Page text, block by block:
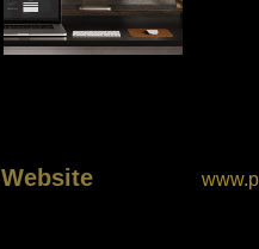
Website